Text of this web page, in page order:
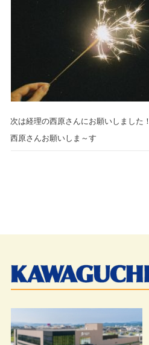
次は経理の西原さんにお願いしました！
西原さんお願いしま～す